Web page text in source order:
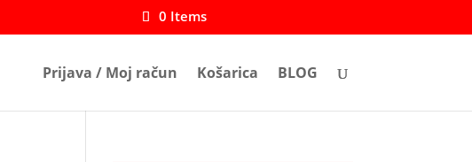
0 Items
Prijava / Moj račun Košarica BLOG